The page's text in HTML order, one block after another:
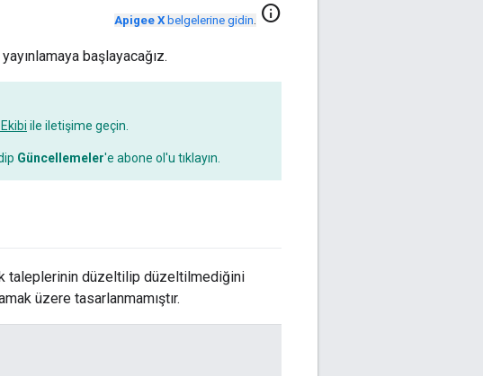
Apigee X belgelerine gidin. info
başlayacağız.
ile iletişime geçin.
Güncellemeler'e abone ol'u tıklayın.
taleplerinin düzeltilip düzeltilmediğini
üzere tasarlanmamıştır.